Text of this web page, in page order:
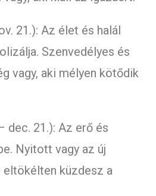
21.): Az élet és halál
Szenvedélyes és
vagy, aki mélyen kötődik
dec. 21.): Az erő és
Nyitott vagy az új
küzdesz a